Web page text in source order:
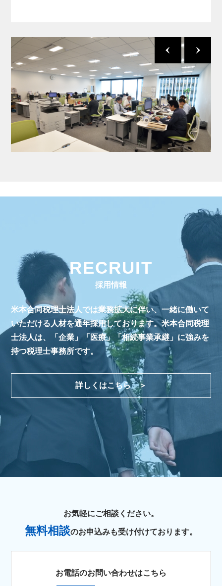
RECRUIT
採用情報
米本合同税理士法人では業務拡大に伴い、一緒に働いて
いただける人材を通年採用しております。米本合同税理
士法人は、
「企業」「医療」「相続事業承継」に強みを
持つ税理士事務所です。
詳しくはこちら
お気軽にご相談ください。
無料相談のお申込みも受け付けております。
お電話のお問い合わせはこちら